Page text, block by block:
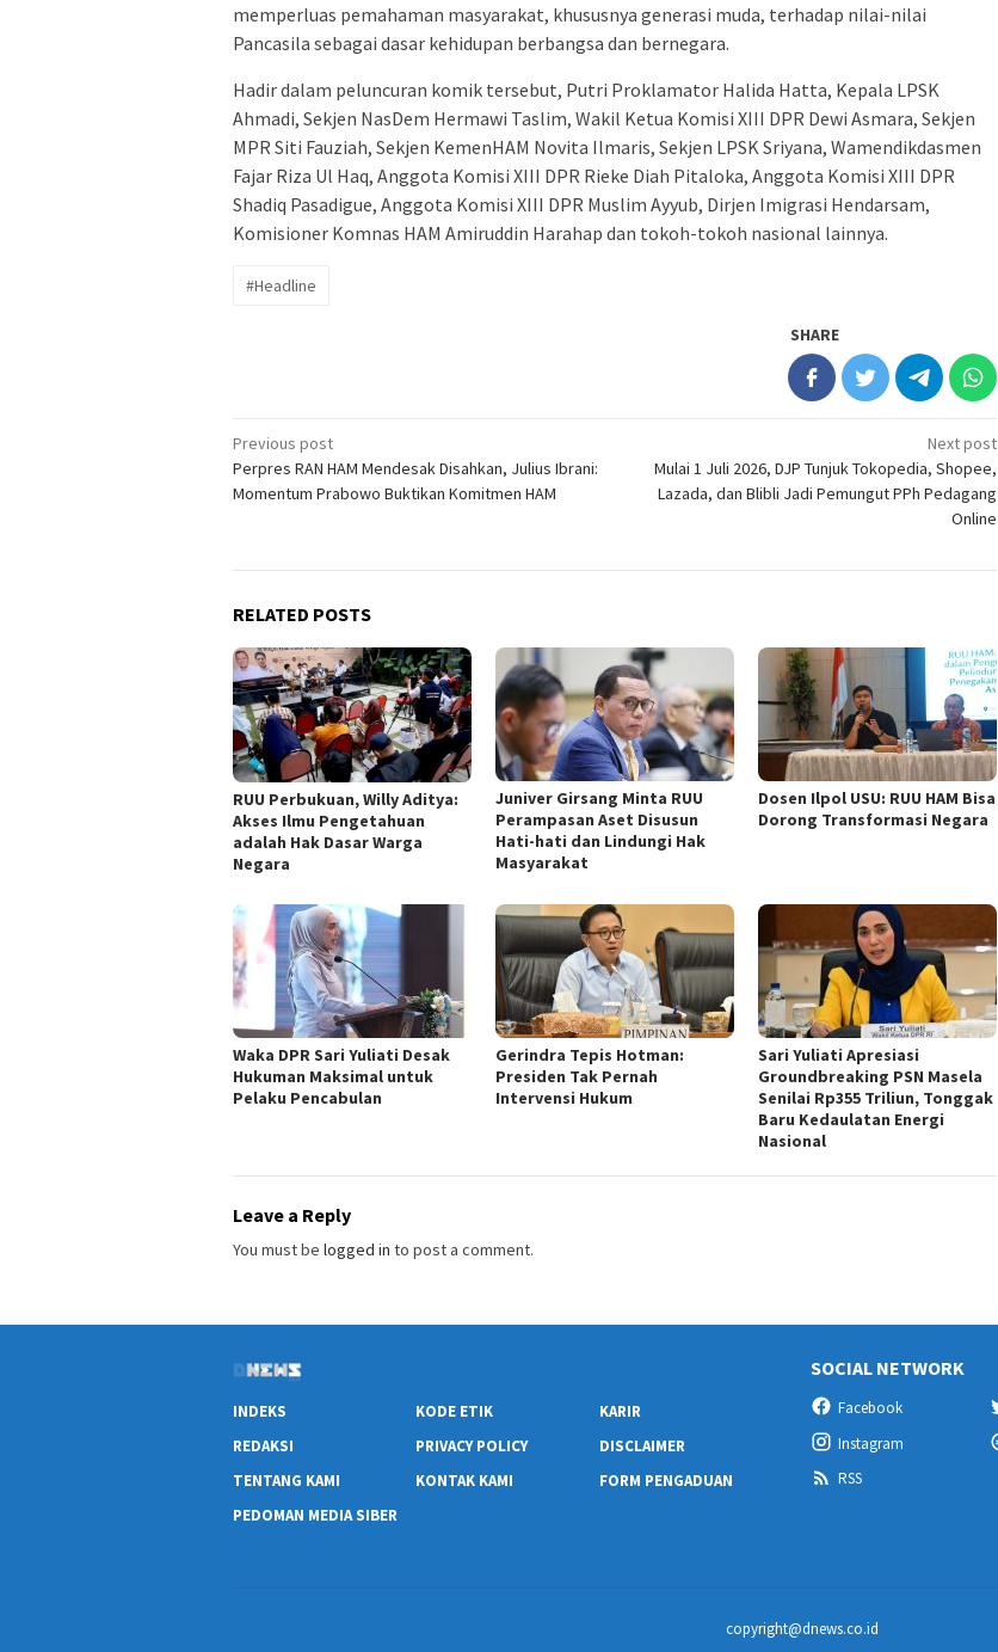
memperluas pemahaman masyarakat, khususnya generasi muda, terhadap nilai-nilai
Pancasila sebagai dasar kehidupan berbangsa dan bernegara.
Hadir dalam peluncuran komik tersebut, Putri Proklamator Halida Hatta, Kepala LPSK
Ahmadi, Sekjen NasDem Hermawi Taslim, Wakil Ketua Komisi XIII DPR Dewi Asmara, Sekjen
MPR Siti Fauziah, Sekjen KemenHAM Novita Ilmaris, Sekjen LPSK Sriyana, Wamendikdasmen
Fajar Riza Ul Haq, Anggota Komisi XIII DPR Rieke Diah Pitaloka, Anggota Komisi XIII DPR
Shadiq Pasadigue, Anggota Komisi XIII DPR Muslim Ayyub, Dirjen Imigrasi Hendarsam,
Komisioner Komnas HAM Amiruddin Harahap dan tokoh-tokoh nasional lainnya.
#Headline
SHARE
Post
navigation
Previous post
Perpres RAN HAM Mendesak Disahkan, Julius Ibrani:
Momentum Prabowo Buktikan Komitmen HAM
Next post
Mulai 1 Juli 2026, DJP Tunjuk Tokopedia, Shopee,
Lazada, dan Blibli Jadi Pemungut PPh Pedagang
Online
RELATED POSTS
RUU Perbukuan, Willy Aditya:
Akses Ilmu Pengetahuan
adalah Hak Dasar Warga
Negara
Juniver Girsang Minta RUU
Perampasan Aset Disusun
Hati-hati dan Lindungi Hak
Masyarakat
Dosen Ilpol USU: RUU HAM Bisa
Dorong Transformasi Negara
Waka DPR Sari Yuliati Desak
Hukuman Maksimal untuk
Pelaku Pencabulan
Gerindra Tepis Hotman:
Presiden Tak Pernah
Intervensi Hukum
Sari Yuliati Apresiasi
Groundbreaking PSN Masela
Senilai Rp355 Triliun, Tonggak
Baru Kedaulatan Energi
Nasional
Leave a Reply
You must be logged in to post a comment.
INDEKS KODE ETIK
KARIR
REDAKSI
PRIVACY POLICY
DISCLAIMER
TENTANG KAMI
KONTAK KAMI
FORM PENGADUAN
PEDOMAN MEDIA SIBER
SOCIAL NETWORK
Facebook
Instagram
RSS
copyright@dnews.co.id